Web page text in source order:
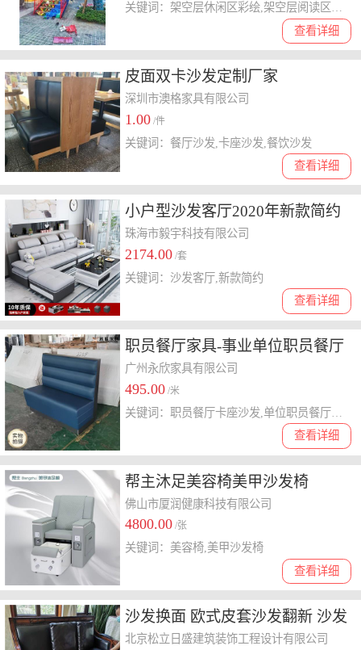
查看详细
关键词：架空层休闲区彩绘,架空层阅读区彩绘
皮面双卡沙发定制厂家
深圳市澳格家具有限公司
1.00 /件
查看详细
关键词：餐厅沙发,卡座沙发,餐饮沙发
小户型沙发客厅2020年新款简约
现代布艺三人北欧风格网红款科
技布
珠海市毅宇科技有限公司
2174.00 /套
查看详细
关键词：沙发客厅,新款简约
职员餐厅家具-事业单位职员餐厅
卡座沙发
广州永欣家具有限公司
495.00 /米
查看详细
帮主沐足美容椅美甲沙发椅
佛山市厦润健康科技有限公司
4800.00 /张
查看详细
关键词：美容椅,美甲沙发椅
沙发换面 欧式皮套沙发翻新 沙发
换面公司
北京松立日盛建筑装饰工程设计有限公司